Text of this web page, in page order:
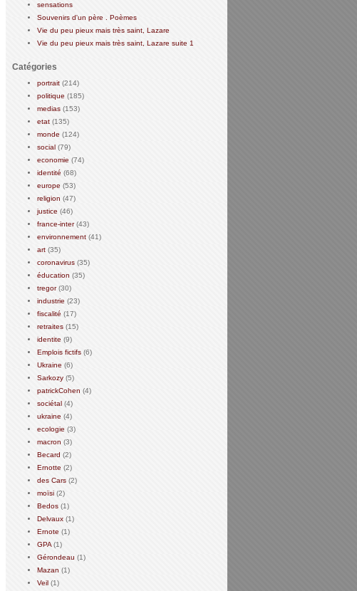
sensations
Souvenirs d'un père . Poèmes
Vie du peu pieux mais très saint, Lazare
Vie du peu pieux mais très saint, Lazare suite 1
Catégories
portrait (214)
politique (185)
medias (153)
etat (135)
monde (124)
social (79)
economie (74)
identité (68)
europe (53)
religion (47)
justice (46)
france-inter(43)
environnement (41)
art (35)
coronavirus (35)
éducation (35)
tregor(30)
industrie (23)
fiscalité (17)
retraites (15)
identite (9)
Emplois fictifs (6)
Ukraine (6)
Sarkozy (5)
patrickCohen (4)
sociétal (4)
ukraine (4)
ecologie (3)
macron (3)
Becard (2)
Ernotte (2)
des Cars (2)
moïsi (2)
Bedos (1)
Delvaux (1)
Ernote (1)
GPA (1)
Gérondeau (1)
Mazan (1)
Veil (1)